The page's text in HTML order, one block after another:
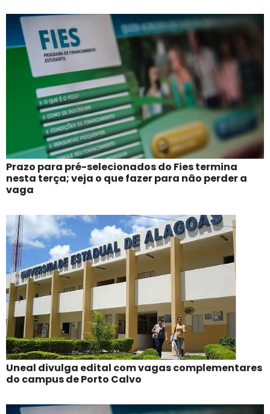
Prazo para pré-selecionados do Fies termina
nesta terça; veja o que fazer para não perder a
vaga
Uneal divulga edital com vagas complementares
do campus de Porto Calvo